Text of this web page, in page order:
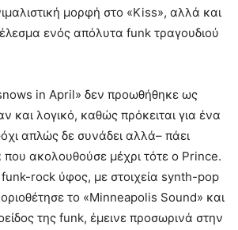
μορφή στο «Kiss», αλλά και
ενός απόλυτα funk τραγουδιού
in April» δεν προωθήθηκε ως
και λογικό, καθώς πρόκειται για ένα
απλώς δε συνάδει αλλά– πάει
ακολουθούσε μέχρι τότε ο Prince.
rock ύφος, με στοιχεία synth-pop
το «Minneapolis Sound» και
της funk, έμεινε προσωρινά στην